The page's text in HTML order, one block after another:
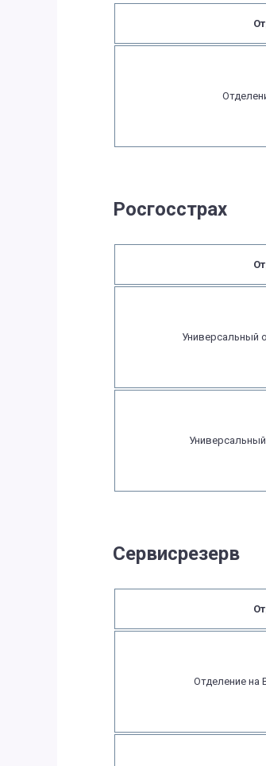
Росгосстрах
Универсальный
Сервисрезерв
Отделение на